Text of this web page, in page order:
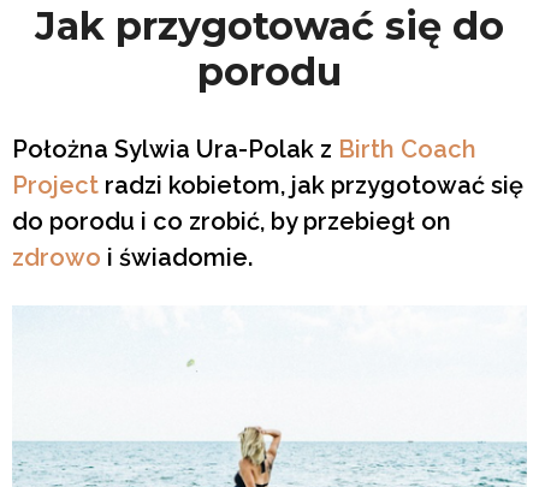
Jak przygotować się do
porodu
Położna Sylwia Ura-Polak z Birth Coach
Project radzi kobietom, jak przygotować się
do porodu i co zrobić, by przebiegł on
zdrowo i świadomie.